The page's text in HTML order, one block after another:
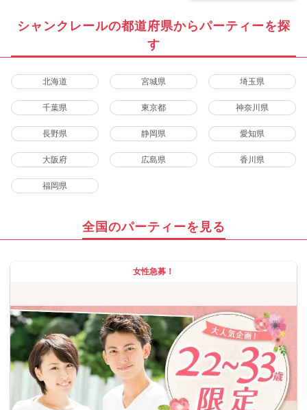
シャンクレールの都道府県からパーティーを探
す
北海道 宮城県 埼玉県
千葉県 東京都 神奈川県
長野県 静岡県 愛知県
大阪府 広島県 香川県
福岡県
全国のパーティーを見る
女性急募！